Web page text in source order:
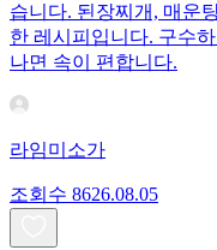
습니다. 된장찌개, 매운
한 레시피입니다. 구수
나면 속이 편합니다.
라임미소가
조회수 8626.08.05